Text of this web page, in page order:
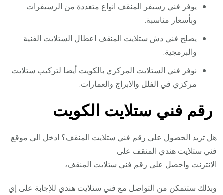
يوفر فني رسيفر المنقف انواع متعددة من الرسيفرات
وبأسعار مناسبة.
يصلح فني دش ستلايت المنقف اعطال الستلايت الفنية
والبرمجية.
نوفر فني الستلايت المركزي بالكويت أيضا لتركيب ستلايت
مركزي في الفلل والابراج والعمارات.
رقم فني ستلايت الكويت
هل تريد الحصول على رقم فني ستلايت المنقف؟ ادخل الى موقع
فني ستلايت هندي المنقف على
الانترنت واحصل على رقم فني ستلايت المنقف،
وبذلك ستتمكن من التواصل مع فني ستلايت هندي للإجابة على إي